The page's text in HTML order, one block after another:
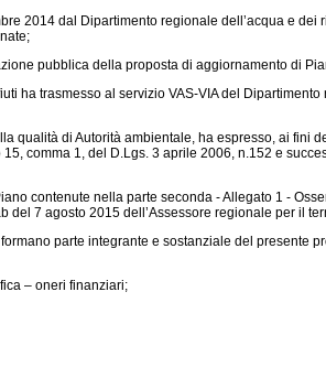
2014 dal Dipartimento regionale dell’acqua e
pubblica della proposta di aggiornamento di
ha trasmesso al servizio VAS-VIA del
qualità di Autorità ambientale, ha espresso, ai
comma 1, del D.Lgs. 3 aprile 2006, n.152 e
contenute nella parte seconda - Allegato 1 -
7 agosto 2015 dell’Assessore regionale per il
parte integrante e sostanziale del presente
– oneri finanziari;